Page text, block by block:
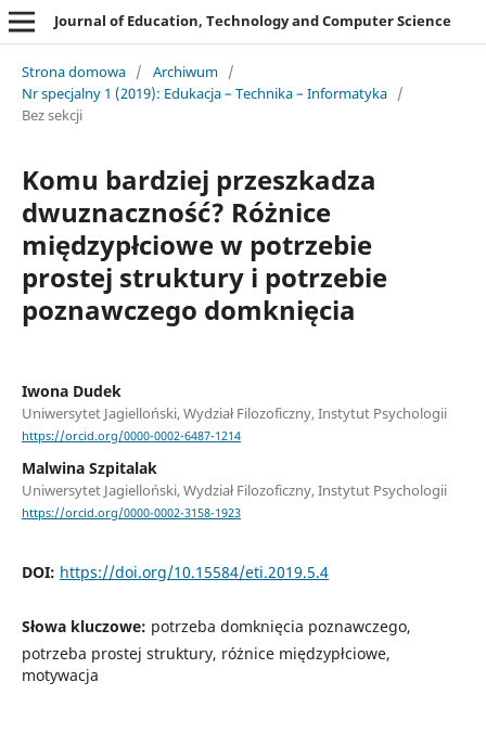
Journal of Education, Technology and Computer Science
Strona domowa / Archiwum /
Nr specjalny 1 (2019): Edukacja – Technika – Informatyka /
Bez sekcji
Komu bardziej przeszkadza
dwuznaczność? Różnice
międzypłciowe w potrzebie
prostej struktury i potrzebie
poznawczego domknięcia
Iwona Dudek
Uniwersytet Jagielloński, Wydział Filozoficzny, Instytut Psychologii
https://orcid.org/0000-0002-6487-1214
Malwina Szpitalak
Uniwersytet Jagielloński, Wydział Filozoficzny, Instytut Psychologii
https://orcid.org/0000-0002-3158-1923
DOI: https://doi.org/10.15584/eti.2019.5.4
Słowa kluczowe: potrzeba domknięcia poznawczego,
potrzeba prostej struktury, różnice międzypłciowe,
motywacja